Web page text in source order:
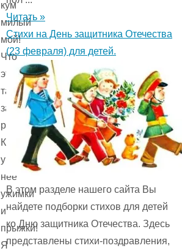
кум
милый
мой!
Что
это
там
за
рожа?
Какие
у
нее
ужимки
и
прыжки!
Я
Читать »
Стихи на День защитника Отечества
(23 февраля) для детей.
В этом разделе нашего сайта Вы
найдете подборки стихов для детей
ко Дню защитника Отечества. Здесь
представлены стихи-поздравления,